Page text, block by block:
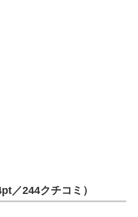
／244クチコミ）